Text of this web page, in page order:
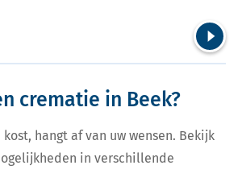
crematie in Beek?
hangt af van uw wensen. Bekijk
in verschillende